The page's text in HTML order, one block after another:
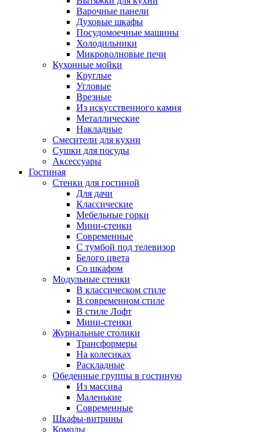
Варочные панели
Духовые шкафы
Посудомоечные машины
Холодильники
Микроволновые печи
Кухонные мойки
Круглые
Угловые
Врезные
Из искусственного камня
Металлические
Накладные
Смесители для кухни
Сушки для посуды
Аксессуары
Гостиная
Стенки для гостиной
Для дачи
Классические
Мебельные горки
Мини-стенки
Современные
С тумбой под телевизор
Белого цвета
Со шкафом
Модульные стенки
В классическом стиле
В современном стиле
В стиле Лофт
Мини-стенки
Журнальные столики
Трансформеры
На колесиках
Раскладные
Обеденные группы в гостиную
Из массива
Маленькие
Современные
Шкафы-витрины
Комоды